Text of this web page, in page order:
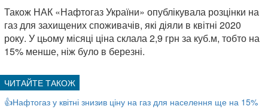
Також НАК «Нафтогаз України» опублікувала розцінки на
газ для захищених споживачів, які діяли в квітні 2020
року. У цьому місяці ціна склала 2,9 грн за куб.м, тобто на
15% менше, ніж було в березні.
👍Нафтогаз у квітні знизив ціну на газ для населення ще на 15%